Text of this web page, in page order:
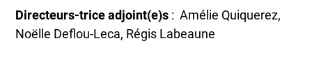
Directeurs-trice adjoint(e)s : Amélie Quiquerez,
Noëlle Deflou-Leca, Régis Labeaune